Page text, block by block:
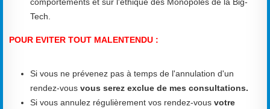
Tech.
POUR EVITER TOUT MALENTENDU :
Si vous ne prévenez pas à temps de l'annulation d'un
rendez-vous vous serez exclue de mes consultations.
Si vous annulez régulièrement vos rendez-vous votre